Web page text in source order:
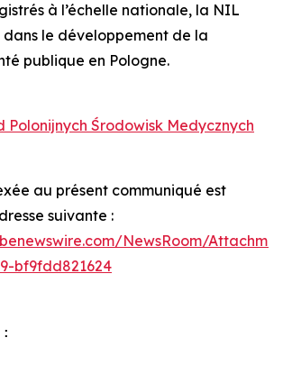
à l’échelle nationale, la NIL
dans le développement de la
publique en Pologne.
Polonijnych Środowisk Medycznych
au présent communiqué est
suivante :
NewsRoom/
bf9fdd821624
: